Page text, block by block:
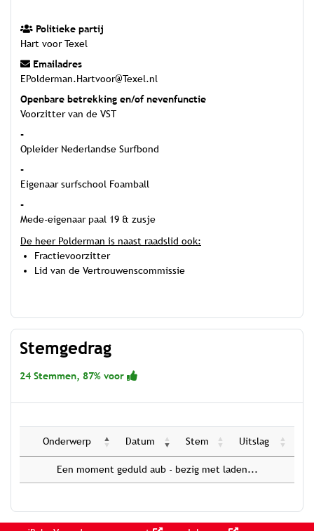
Politieke partij
Hart voor Texel
Emailadres
EPolderman.Hartvoor@Texel.nl
Openbare betrekking en/of nevenfunctie
Voorzitter van de VST
-
Opleider Nederlandse Surfbond
-
Eigenaar surfschool Foamball
-
Mede-eigenaar paal 19 & zusje
De heer Polderman is naast raadslid ook:
Fractievoorzitter
Lid van de Vertrouwenscommissie
Stemgedrag
24 Stemmen, 87% voor
Onderwerp Datum Stem Uitslag
Een moment geduld aub - bezig met laden...